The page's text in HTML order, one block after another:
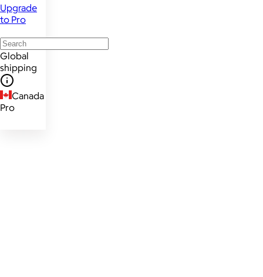
Upgrade
to Pro
Global
shipping
Canada
Pro